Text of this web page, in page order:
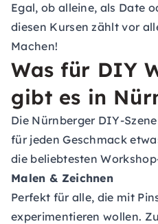
Egal, ob alleine, als Date
diesen Kursen zählt vor
Machen!
Was für DIY
gibt es in
Die Nürnberger DIY-
für jeden Geschmack
die beliebtesten
Malen & Zeichnen
Perfekt für alle, die mit
experimentieren wollen.